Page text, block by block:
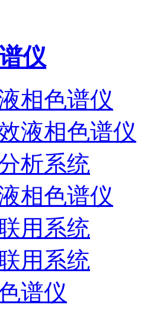
仪
相色谱仪
液相色谱仪
析系统
相色谱仪
用系统
用系统
谱仪